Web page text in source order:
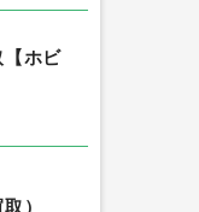
【ホビ
）